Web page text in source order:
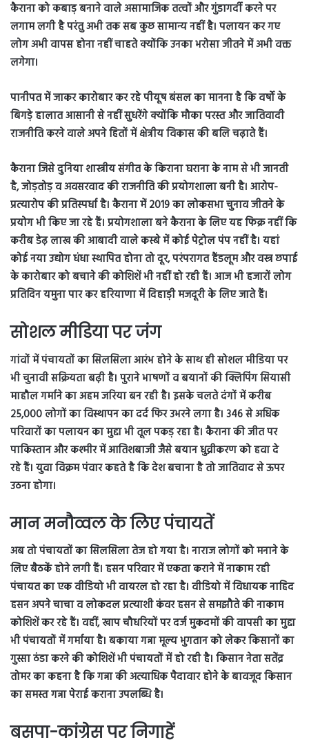
कैराना को कबाड़ बनाने वाले असामाजिक तत्वों और गुंडागर्दी करने पर
लगाम लगी है परंतु अभी तक सब कुछ सामान्य नहीं है। पलायन कर गए
लोग अभी वापस होना नहीं चाहते क्योंकि उनका भरोसा जीतने में अभी वक्त
लगेगा।
पानीपत में जाकर कारोबार कर रहे पीयूष बंसल का मानना है कि वर्षो के
बिगड़े हालात आसानी से नहीं सुधरेंगे क्योंकि मौका परस्त और जातिवादी
राजनीति करने वाले अपने हितों में क्षेत्रीय विकास की बलि चढ़ाते हैं।
कैराना जिसे दुनिया शास्त्रीय संगीत के किराना घराना के नाम से भी जानती
है, जोड़तोड़ व अवसरवाद की राजनीति की प्रयोगशाला बनी है। आरोप-
प्रत्यारोप की प्रतिस्पर्धा है। कैराना में 2019 का लोकसभा चुनाव जीतने के
प्रयोग भी किए जा रहे हैं। प्रयोगशाला बने कैराना के लिए यह फिक्र नहीं कि
करीब डेढ़ लाख की आबादी वाले कस्बे में कोई पेट्रोल पंप नहीं है। यहां
कोई नया उद्योग धंधा स्थापित होना तो दूर, परंपरागत हैंडलूम और वस्त्र छपाई
के कारोबार को बचाने की कोशिशें भी नहीं हो रही हैं। आज भी हजारों लोग
प्रतिदिन यमुना पार कर हरियाणा में दिहाड़ी मजदूरी के लिए जाते हैं।
सोशल मीडिया पर जंग
गांवों में पंचायतों का सिलसिला आरंभ होने के साथ ही सोशल मीडिया पर
भी चुनावी सक्रियता बढ़ी है। पुराने भाषणों व बयानों की क्लिपिंग सियासी
माहौल गर्माने का अहम जरिया बन रही है। इसके चलते दंगों में करीब
25,000 लोगों का विस्थापन का दर्द फिर उभरने लगा है। 346 से अधिक
परिवारों का पलायन का मुद्दा भी तूल पकड़ रहा है। कैराना की जीत पर
पाकिस्तान और कश्मीर में आतिशबाजी जैसे बयान धुव्रीकरण को हवा दे
रहे हैं। युवा विक्रम पंवार कहते है कि देश बचाना है तो जातिवाद से ऊपर
उठना होगा।
मान मनौव्वल के लिए पंचायतें
अब तो पंचायतों का सिलसिला तेज हो गया है। नाराज लोगों को मनाने के
लिए बैठकें होने लगी हैं। हसन परिवार में एकता कराने में नाकाम रही
पंचायत का एक वीडियो भी वायरल हो रहा है। वीडियो में विधायक नाहिद
हसन अपने चाचा व लोकदल प्रत्याशी कंवर हसन से समझौते की नाकाम
कोशिशें कर रहे हैं। वहीं, खाप चौधरियों पर दर्ज मुकदमों की वापसी का मुद्दा
भी पंचायतों में गर्माया है। बकाया गन्ना मूल्य भुगतान को लेकर किसानों का
गुस्सा ठंडा करने की कोशिशें भी पंचायतों में हो रही है। किसान नेता सतेंद्र
तोमर का कहना है कि गन्ना की अत्याधिक पैदावार होने के बावजूद किसान
का समस्त गन्ना पेराई कराना उपलब्धि है।
बसपा-कांग्रेस पर निगाहें